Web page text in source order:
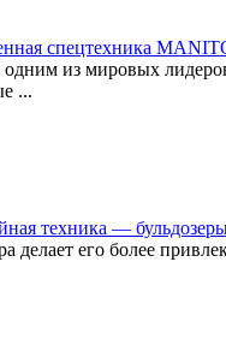
спецтехника
из мировых
...
техника —
делает его более